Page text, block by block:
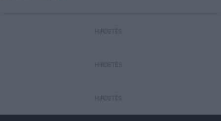
HIRDETÉS
HIRDETÉS
HIRDETÉS